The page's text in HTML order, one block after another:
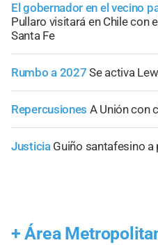
El gobernador en el vecino
Pullaro visitará en Chile con
Santa Fe
Rumbo a 2027 Se activa
Repercusiones A Unión con
Justicia Guiño santafesino
+ Área